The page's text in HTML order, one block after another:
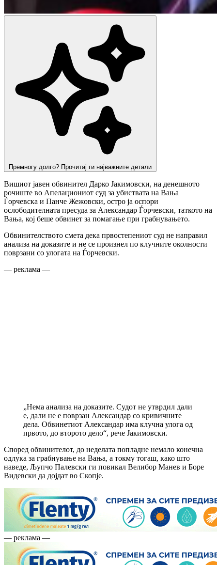
Премногу долго? Прочитај ги најважните детали
Вишиот јавен обвинител Дарко Јакимовски, на денешното
рочиште во Апелациониот суд за убиствата на Вања
Ѓорчевска и Панче Жежовски, остро ја оспори
ослободителната пресуда за Александар Ѓорчевски, таткото на
Вања, кој беше обвинет за помагање при грабнувањето.
Обвинителството смета дека првостепениот суд не направил
анализа на доказите и не се произнел по клучните околности
поврзани со улогата на Ѓорчевски.
— реклама —
„Нема анализа на доказите. Судот не утврдил дали
е, дали не е поврзан Александар со кривичните
дела. Обвинетиот Александар има клучна улога од
првото, до второто дело“, рече Јакимовски.
Според обвинителот, до неделата попладне немало конечна
одлука за грабнување на Вања, а токму тогаш, како што
наведе, Љупчо Палевски ги повикал Велибор Манев и Боре
Видевски да дојдат во Скопје.
— реклама —